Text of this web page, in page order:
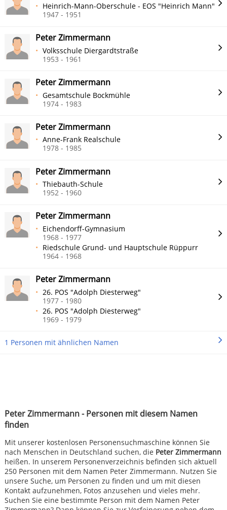
Peter Zimmermann - Personen mit diesem Namen
finden
Mit unserer kostenlosen Personensuchmaschine können Sie
nach Menschen in Deutschland suchen, die Peter Zimmermann
heißen. In unserem Personenverzeichnis befinden sich aktuell
250 Personen mit dem Namen Peter Zimmermann. Nutzen Sie
unsere Suche, um Personen zu finden und um mit diesen
Kontakt aufzunehmen, Fotos anzusehen und vieles mehr.
Suchen Sie eine bestimmte Person mit dem Namen Peter
Heinrich-Mann-Oberschule - EOS "Heinrich Mann"
1947 - 1951
Peter Zimmermann
Volksschule Diergardtstraße
1953 - 1961
Peter Zimmermann
Gesamtschule Bockmühle
1974 - 1983
Peter Zimmermann
Anne-Frank Realschule
1978 - 1985
Peter Zimmermann
Thiebauth-Schule
1952 - 1960
Peter Zimmermann
Eichendorff-Gymnasium
1968 - 1977
Riedschule Grund- und Hauptschule Rüppurr
1964 - 1968
Peter Zimmermann
26. POS "Adolph Diesterweg"
1977 - 1980
26. POS "Adolph Diesterweg"
1969 - 1979
1 Personen mit ähnlichen Namen